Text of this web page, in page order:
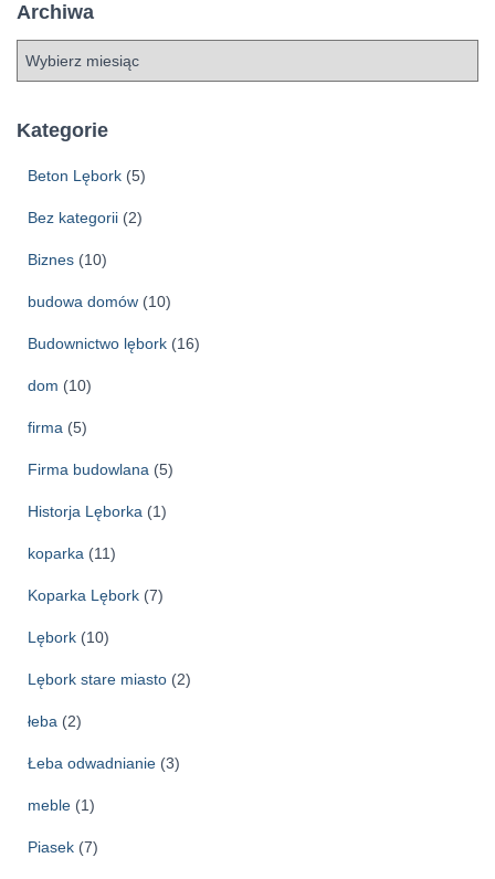
Archiwa
h
Kategorie
Beton Lębork (5)
Bez kategorii (2)
Biznes (10)
budowa domów (10)
Budownictwo lębork (16)
dom (10)
firma (5)
Firma budowlana (5)
Historja Lęborka (1)
koparka (11)
Koparka Lębork (7)
Lębork (10)
Lębork stare miasto (2)
łeba (2)
Łeba odwadnianie (3)
meble (1)
Piasek (7)